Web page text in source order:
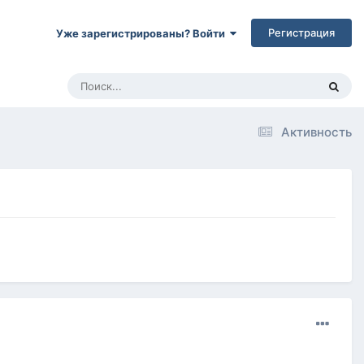
Уже зарегистрированы? Войти Регистрация
Активность